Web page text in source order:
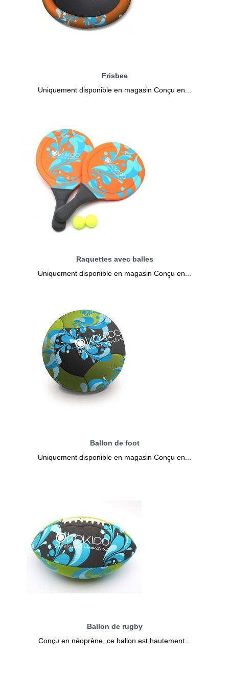
Frisbee
Uniquement disponible en magasin Conçu en...
Raquettes avec balles
Uniquement disponible en magasin Conçu en...
Ballon de foot
Uniquement disponible en magasin Conçu en...
Ballon de rugby
Conçu en néoprène, ce ballon est hautement...